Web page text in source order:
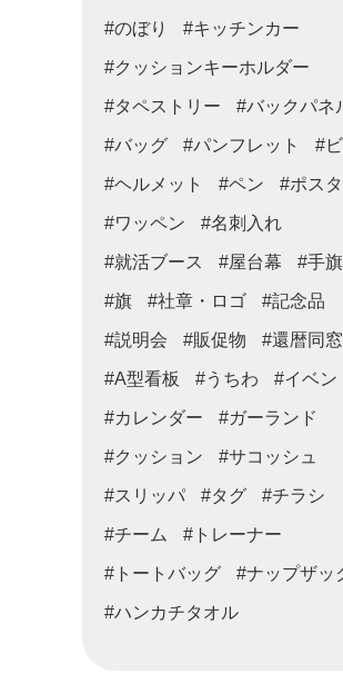
#のぼり #キッチンカー
#クッションキーホルダー
#タペストリー #バックパネ
#バッグ #パンフレット #
#ヘルメット #ペン #ポス
#ワッペン #名刺入れ
#就活ブース #屋台幕 #手旗
#旗 #社章・ロゴ #記念品
#説明会 #販促物 #還暦同
#A型看板 #うちわ #イベン
#カレンダー #ガーランド
#クッション #サコッシュ
#スリッパ #タグ #チラシ
#チーム #トレーナー
#トートバッグ #ナップザッ
#ハンカチタオル